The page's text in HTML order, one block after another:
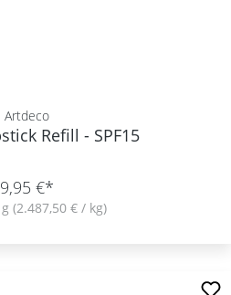
Artdeco
Refill - SPF15
9,95 €*
(2.487,50 € / kg)